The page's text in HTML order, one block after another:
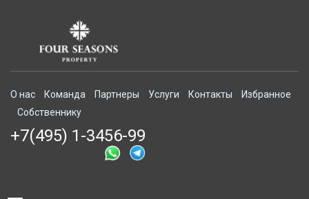
О нас Команда Партнеры Услуги Контакты
Избранное
Собственнику
+7(495) 1-3456-99